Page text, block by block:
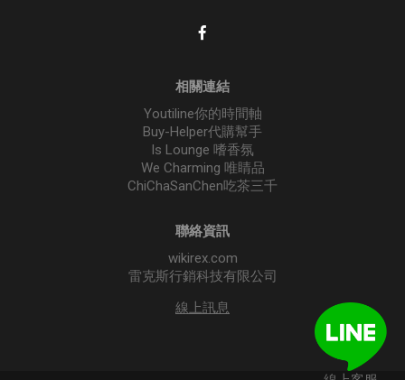
相關連結
Youtiline你的時間軸
Buy-Helper代購幫手
Is Lounge 嗜香氛
We Charming 唯睛品
ChiChaSanChen吃茶三千
聯絡資訊
wikirex.com
雷克斯行銷科技有限公司
線上訊息